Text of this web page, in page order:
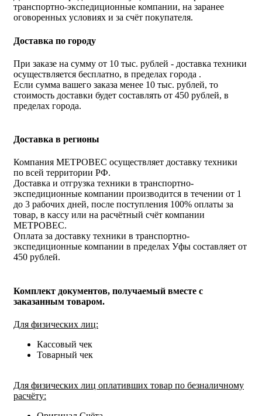
транспортно-экспедиционные компании, на заранее
оговоренных условиях и за счёт покупателя.
Доставка по городу
При заказе на сумму от 10 тыс. рублей - доставка техники
осуществляется бесплатно, в пределах города .
Если сумма вашего заказа менее 10 тыс. рублей, то
стоимость доставки будет составлять от 450 рублей, в
пределах города.
Доставка в регионы
Компания МЕТРОВЕС осуществляет доставку техники
по всей территории РФ.
Доставка и отгрузка техники в транспортно-
экспедиционные компании производится в течении от 1
до 3 рабочих дней, после поступления 100% оплаты за
товар, в кассу или на расчётный счёт компании
МЕТРОВЕС.
Оплата за доставку техники в транспортно-
экспедиционные компании в пределах Уфы составляет от
450 рублей.
Комплект документов, получаемый вместе с
заказанным товаром.
Для физических лиц:
Кассовый чек
Товарный чек
Для физических лиц оплативших товар по безналичному
расчёту: